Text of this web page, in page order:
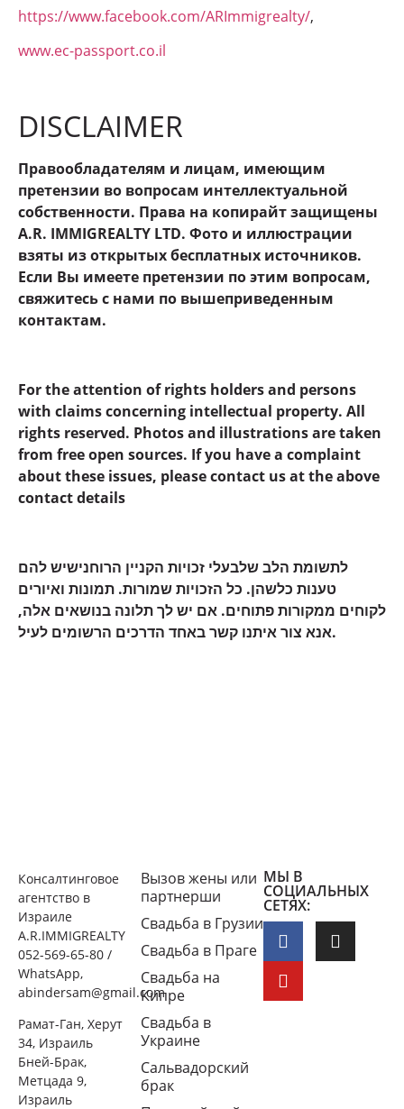
https://www.facebook.com/ARImmigrealty/,
www.ec-passport.co.il
DISCLAIMER
Правообладателям и лицам, имеющим
претензии во вопросам интеллектуальной
собственности. Права на копирайт защищены
A.R. IMMIGREALTY LTD. Фото и иллюстрации
взяты из открытых бесплатных источников.
Если Вы имеете претензии по этим вопросам,
свяжитесь с нами по вышеприведенным
контактам.
For the attention of rights holders and persons
with claims concerning intellectual property. All
rights reserved. Photos and illustrations are taken
from free open sources. If you have a complaint
about these issues, please contact us at the above
contact details
לתשומת הלב שלבעלי זכויות הקניין הרוחנישיש להם
טענות כלשהן. כל הזכויות שמורות. תמונות ואיורים
לקוחים ממקורות פתוחים. אם יש לך תלונה בנושאים אלה,
אנא צור איתנו קשר באחד הדרכים הרשומים לעיל.
Консалтинговое
агентство в
Израиле
A.R.IMMIGREALTY
052-569-65-80 /
WhatsApp,
abindersam@gmail.com
Рамат-Ган, Херут
34, Израиль
Бней-Брак,
Метцада 9,
Израиль
Вызов жены или
партнерши
Свадьба в Грузии
Свадьба в Праге
Свадьба на
Кипре
Свадьба в
Украине
Сальвадорский
брак
МЫ В
СОЦИАЛЬНЫХ
СЕТЯХ: